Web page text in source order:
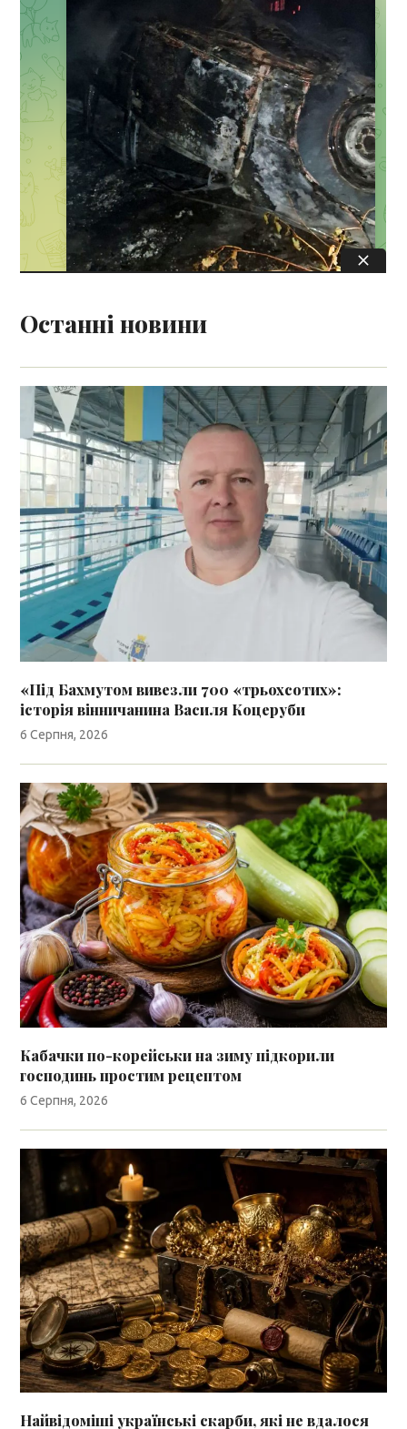
Останні новини
«Під Бахмутом вивезли 700 «трьохсотих»:
історія вінничанина Василя Коцеруби
6 Серпня, 2026
Кабачки по-корейськи на зиму підкорили
господинь простим рецептом
6 Серпня, 2026
Найвідоміші українські скарби, які не вдалося